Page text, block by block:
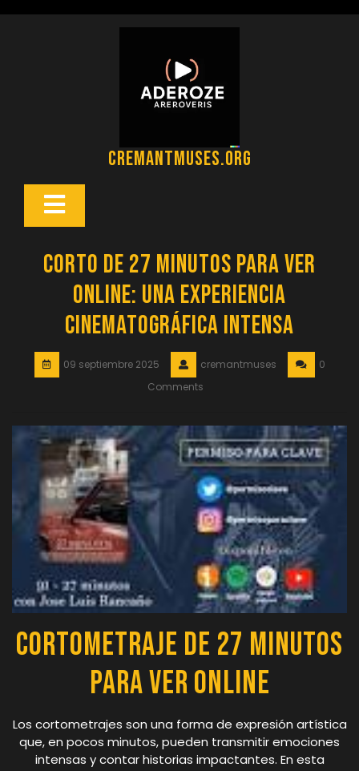
cremantmuses.org
Botón
Corto de 27 minutos para Ver
Online: Una Experiencia
Cinematográfica Intensa
09 septiembre 2025 cremantmuses
0
Comments
Cortometraje de 27 minutos
para Ver Online
Los cortometrajes son una forma de expresión artística
que, en pocos minutos, pueden transmitir emociones
intensas y contar historias impactantes. En esta